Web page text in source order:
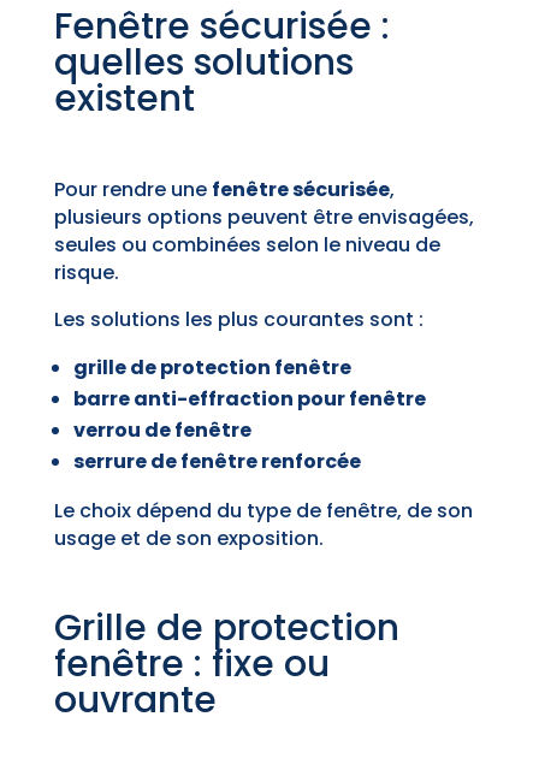
Fenêtre sécurisée :
quelles solutions
existent
Pour rendre une fenêtre sécurisée,
plusieurs options peuvent être envisagées,
seules ou combinées selon le niveau de
risque.
Les solutions les plus courantes sont :
grille de protection fenêtre
barre anti-effraction pour fenêtre
verrou de fenêtre
serrure de fenêtre renforcée
Le choix dépend du type de fenêtre, de son
usage et de son exposition.
Grille de protection
fenêtre : fixe ou
ouvrante